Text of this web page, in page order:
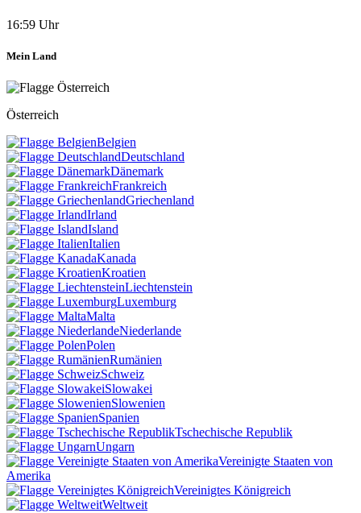
16:59 Uhr
Mein Land
Österreich
Belgien
Deutschland
Dänemark
Frankreich
Griechenland
Irland
Island
Italien
Kanada
Kroatien
Liechtenstein
Luxemburg
Malta
Niederlande
Polen
Rumänien
Schweiz
Slowakei
Slowenien
Spanien
Tschechische Republik
Ungarn
Vereinigte Staaten von
Amerika
Vereinigtes Königreich
Weltweit